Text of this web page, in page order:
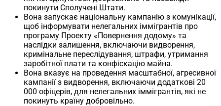
покинути Сполучені Штати.
Вона запускає національну кампанію з комунікації,
щоб інформувати нелегальних іммігрантів про
програму Проекту «Повернення додому» та
наслідки залишення, включаючи видворення,
кримінальне переслідування, штрафи, утримання
заробітної плати та конфіскацію майна.
Вона вказує на проведення масштабної, агресивної
кампанії з видворення, включаючи додаткові 20
000 офіцерів, для нелегальних іммігрантів, які не
покинуть країну добровільно.